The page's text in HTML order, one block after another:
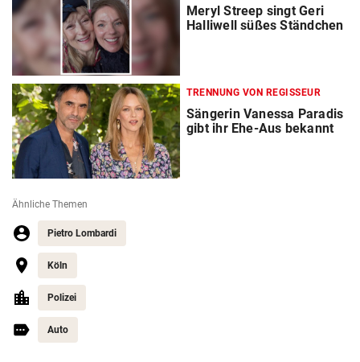
Meryl Streep singt Geri
Halliwell süßes Ständchen
TRENNUNG VON REGISSEUR
Sängerin Vanessa Paradis
gibt ihr Ehe-Aus bekannt
Ähnliche Themen
Pietro Lombardi
Köln
Polizei
Auto